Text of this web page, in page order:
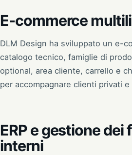
E-commerce
DLM Design ha sviluppato un e-
catalogo tecnico, famiglie di
optional, area cliente, carrello e
per accompagnare clienti privati
ERP e gestione dei
interni